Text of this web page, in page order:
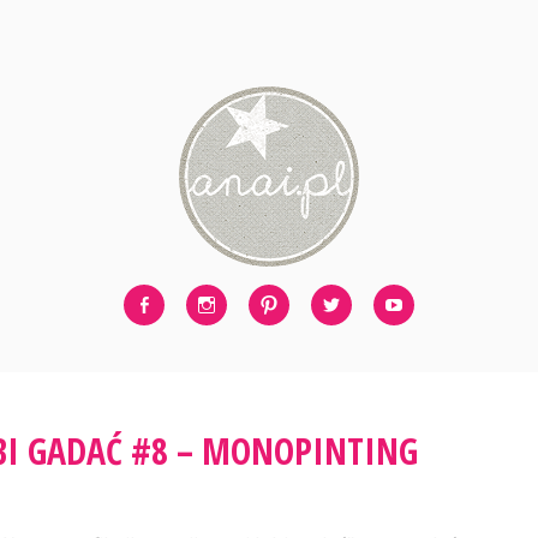
GADAĆ #8 – MONOPINTING